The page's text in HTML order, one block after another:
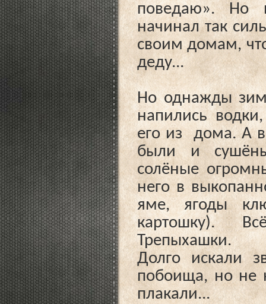
поведаю». Но
начинал так
своим домам,
деду...
Но однажды
напились
его из дома. А
были и
солёные
него в
яме, ягоды
картошку).
Трепыхашки.
Долго искали
побоища, но не
плакали...